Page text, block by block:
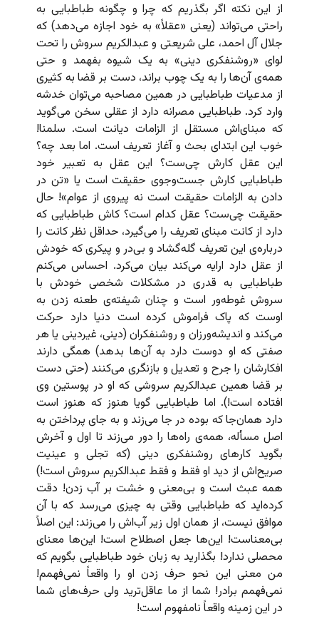
از این نکته اگر بگذریم که چرا و چگونه طباطبایی به
راحتی می‌تواند (یعنی «عقلاً» به خود اجازه می‌دهد) که
جلال آل احمد، علی شریعتی و عبدالکریم سروش را تحت
لوای «روشنفکری دینی» به یک شیوه بفهمد و حتی
همه‌ی آن‌ها را به یک چوب براند، دست بر قضا به کثیری
از مدعیات طباطبایی در همین مصاحبه می‌توان خدشه
وارد کرد. طباطبایی مصرانه دارد از عقلی سخن می‌گوید
که مبنای‌اش مستقل از الزامات دیانت است. سلمنا!
خوب این ابتدای بحث و آغاز تعریف است. اما بعد چه؟
این عقل کارش چی‌ست؟ این عقل به تعبیر خود
طباطبایی کارش جست‌وجوی حقیقت است یا «تن در
دادن به الزامات حقیقت است نه پیروی از عوام»! حال
حقیقت چی‌ست؟ عقل کدام است؟ کاش طباطبایی که
دارد از کانت مبنای تعریف را می‌گیرد، حداقل نظر کانت را
درباره‌ی این تعریف گله‌گشاد و بی‌در و پیکری که خودش
از عقل دارد ارایه می‌کند بیان می‌کرد. احساس می‌کنم
طباطبایی به قدری در مشکلات شخصی‌ خودش با
سروش غوطه‌ور است و چنان شیفته‌ی طعنه زدن به
اوست که پاک فراموش کرده است دنیا دارد حرکت
می‌کند و اندیشه‌ورزان و روشنفکران (دینی، غیردینی یا هر
صفتی که او دوست دارد به آن‌ها بدهد) همگی دارند
افکارشان را جرح و تعدیل و بازنگری می‌کنند (حتی دست
بر قضا همین عبدالکریم سروشی که او در پوستین وی
افتاده است!). اما طباطبایی گویا هنوز که هنوز است
دارد همان‌جا که بوده در جا می‌زند و به جای پرداختن به
اصل مسأله، همه‌ی راه‌ها را دور می‌زند تا اول و آخرش
بگوید کارهای روشنفکری دینی (که تجلی و عینیت‌
صریح‌اش از دید او فقط و فقط عبدالکریم سروش است!)
همه عبث است و بی‌معنی و خشت بر آب زدن! دقت
کرده‌اید که طباطبایی وقتی به چیزی می‌رسد که با آن
موافق نیست، از همان اول زیر آب‌اش را می‌زند: این اصلاً
بی‌معناست! این‌ها جعل اصطلاح است! این‌ها معنای
محصلی ندارد! بگذارید به زبان خود طباطبایی بگویم که
من معنی این نحو حرف زدن او را واقعاً نمی‌فهمم!
نمی‌فهمم برادر! شما از ما عاقل‌ترید ولی حرف‌های شما
در این زمینه واقعاً نامفهوم است!